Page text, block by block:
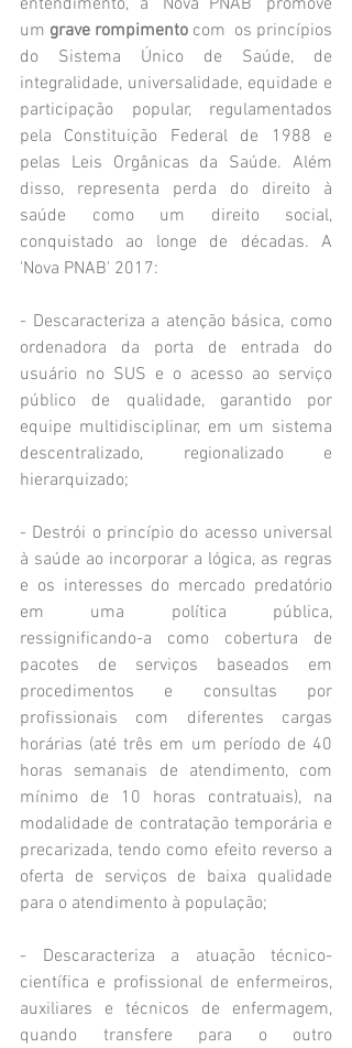
entendimento, a 'Nova PNAB' promove
um grave rompimento com  os princípios
do Sistema Único de Saúde, de
integralidade, universalidade, equidade e
participação popular, regulamentados
pela Constituição Federal de 1988 e
pelas Leis Orgânicas da Saúde. Além
disso, representa perda do direito à
saúde como um direito social,
conquistado ao longe de décadas. A
'Nova PNAB' 2017:
- Descaracteriza a atenção básica, como
ordenadora da porta de entrada do
usuário no SUS e o acesso ao serviço
público de qualidade, garantido por
equipe multidisciplinar, em um sistema
descentralizado, regionalizado e
hierarquizado;
- Destrói o princípio do acesso universal
à saúde ao incorporar a lógica, as regras
e os interesses do mercado predatório
em uma política pública,
ressignificando-a como cobertura de
pacotes de serviços baseados em
procedimentos e consultas por
profissionais com diferentes cargas
horárias (até três em um período de 40
horas semanais de atendimento, com
mínimo de 10 horas contratuais), na
modalidade de contratação temporária e
precarizada, tendo como efeito reverso a
oferta de serviços de baixa qualidade
para o atendimento à população;
- Descaracteriza a atuação técnico-
científica e profissional de enfermeiros,
auxiliares e técnicos de enfermagem,
quando transfere para o outro